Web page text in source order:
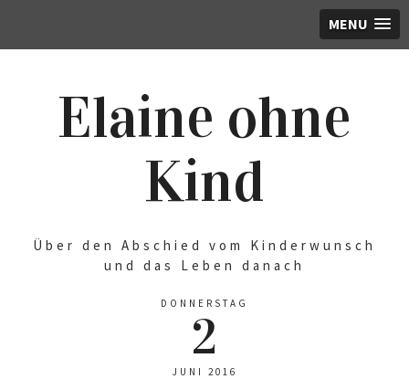
MENU
Elaine ohne
Kind
Über den Abschied vom Kinderwunsch
und das Leben danach
DONNERSTAG
2
JUNI 2016